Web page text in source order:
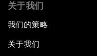
关于我们
我们的策略
关于我们